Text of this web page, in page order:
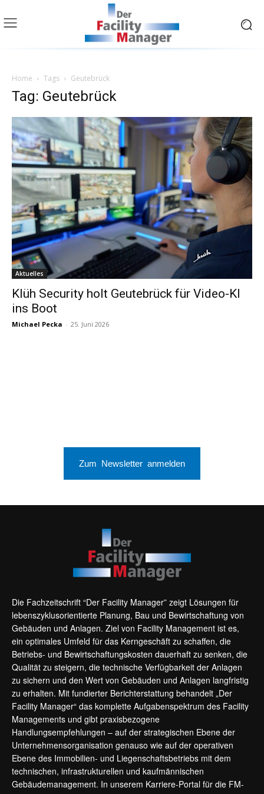
Home Tags Geutebrück
Tag: Geutebrück
Aktuelles
Klüh Security holt Geutebrück für Video-KI
ins Boot
Michael Pecka - 25. Juni 2026
Zum Newsletter anmelden
Die Fachzeitschrift “Der Facility Manager” zeigt Lösungen für
lebenszyklusorientierte Planung, Bau und Bewirtschaftung von
Gebäuden und Anlagen. Ziel von Facility Management ist es,
ein optimales Umfeld für das Kerngeschäft zu schaffen, die
Betriebs- und Bewirtschaftungskosten dauerhaft zu senken, die
Qualität zu steigern, die technische Verfügbarkeit der Anlagen
zu sichern und den Wert von Gebäuden und Anlagen langfristig
zu erhalten. Mit fundierter Berichterstattung behandelt „Der
Facility Manager“ das komplette Aufgabenspektrum des Facility
Managements und gibt praxisbezogene
Handlungsempfehlungen – auf der strategischen Ebene der
Unternehmensorganisation genauso wie auf der operativen
Ebene des Immobilien- und Liegenschaftsbetriebs mit dem
technischen, infrastrukturellen und kaufmännischen
Gebäudemanagement. In unserem Karriere-Portal für die FM-